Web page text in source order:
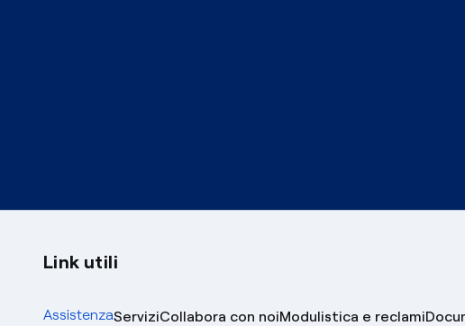
Link utili
AssistenzaServiziCollabora con noiModulistica e reclami